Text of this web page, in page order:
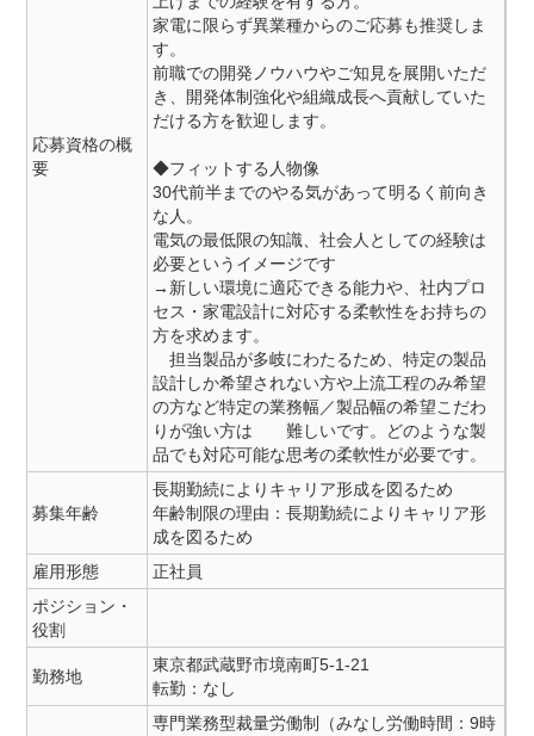
応募資格の概
要
家電に限らず異業種からのご応募も推奨しま
す。
前職での開発ノウハウやご知見を展開いただ
き、開発体制強化や組織成長へ貢献していた
だける方を歓迎します。
◆フィットする人物像
30代前半までのやる気があって明るく前向き
な人。
電気の最低限の知識、社会人としての経験は
必要というイメージです
→新しい環境に適応できる能力や、社内プロ
セス・家電設計に対応する柔軟性をお持ちの
方を求めます。
担当製品が多岐にわたるため、特定の製品
設計しか希望されない方や上流工程のみ希望
の方など特定の業務幅／製品幅の希望こだわ
りが強い方は 難しいです。どのような製
品でも対応可能な思考の柔軟性が必要です。
募集年齢
長期勤続によりキャリア形成を図るため
年齢制限の理由：長期勤続によりキャリア形
成を図るため
雇用形態
正社員
ポジション・
役割
勤務地
東京都武蔵野市境南町5-1-21
転勤：なし
専門業務型裁量労働制（みなし労働時間：9時